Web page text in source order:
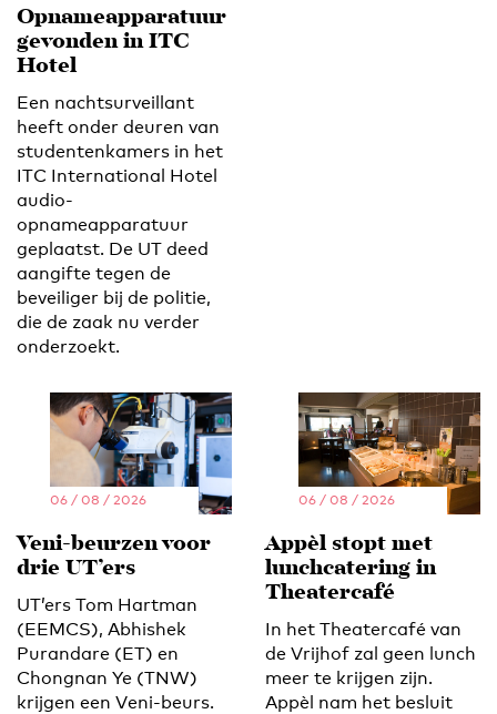
Opnameapparatuur
gevonden in ITC
Hotel
Een nachtsurveillant
heeft onder deuren van
studentenkamers in het
ITC International Hotel
audio-
opnameapparatuur
geplaatst. De UT deed
aangifte tegen de
beveiliger bij de politie,
die de zaak nu verder
onderzoekt.
06 / 08 / 2026
Veni-beurzen voor
drie UT’ers
UT’ers Tom Hartman
(EEMCS), Abhishek
Purandare (ET) en
Chongnan Ye (TNW)
krijgen een Veni-beurs.
06 / 08 / 2026
Appèl stopt met
lunchcatering in
Theatercafé
In het Theatercafé van
de Vrijhof zal geen lunch
meer te krijgen zijn.
Appèl nam het besluit